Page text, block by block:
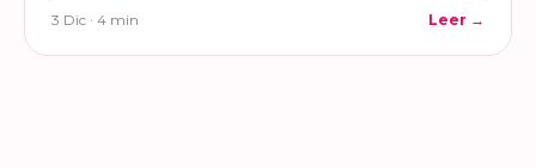
3 Dic · 4 min Leer →